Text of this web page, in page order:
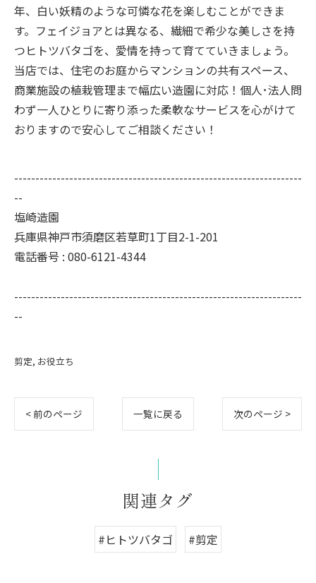
年、白い妖精のような可憐な花を楽しむことができま
す。フェイジョアとは異なる、繊細で希少な美しさを持
つヒトツバタゴを、愛情を持って育てていきましょう。
当店では、住宅のお庭からマンションの共有スペース、
商業施設の植栽管理まで幅広い造園に対応！個人･法人問
わず一人ひとりに寄り添った柔軟なサービスを心がけて
おりますので安心してご相談ください！
--------------------------------------------------------------------
--
塩崎造園
兵庫県神戸市須磨区若草町1丁目2-1-201
電話番号 : 080-6121-4344
--------------------------------------------------------------------
--
剪定 お役立ち
< 前のページ 一覧に戻る 次のページ >
関連タグ
#ヒトツバタゴ #剪定